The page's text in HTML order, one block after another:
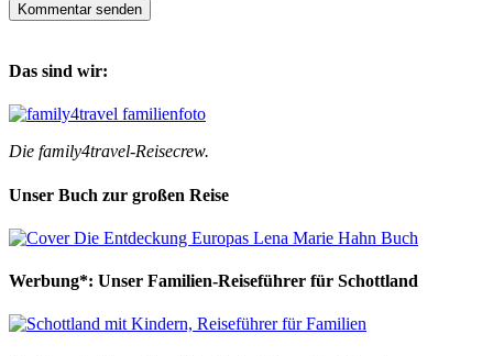
Das sind wir:
Die family4travel-Reisecrew.
Unser Buch zur großen Reise
Werbung*: Unser Familien-Reiseführer für Schottland